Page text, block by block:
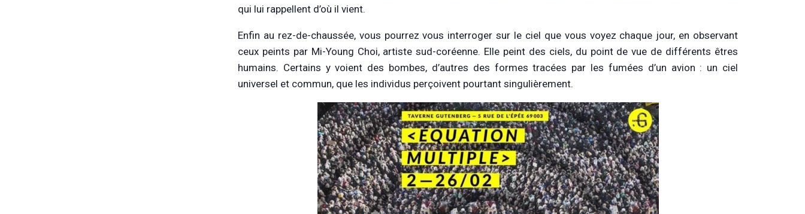
qui lui rappellent d’où il vient.
Enfin au rez-de-chaussée, vous pourrez vous interroger sur le ciel que vous voyez chaque jour, en observant
ceux peints par Mi-Young Choi, artiste sud-coréenne. Elle peint des ciels, du point de vue de différents êtres
humains. Certains y voient des bombes, d’autres des formes tracées par les fumées d’un avion : un ciel
universel et commun, que les individus perçoivent pourtant singulièrement.